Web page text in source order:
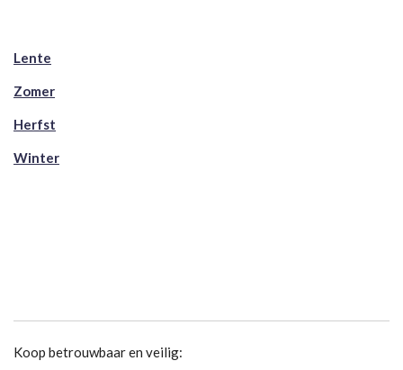
Lente
Zomer
Herfst
Winter
Koop betrouwbaar en veilig: